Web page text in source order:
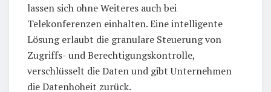
lassen sich ohne Weiteres auch bei
Telekonferenzen einhalten. Eine intelligente
Lösung erlaubt die granulare Steuerung von
Zugriffs- und Berechtigungskontrolle,
verschlüsselt die Daten und gibt Unternehmen
die Datenhoheit zurück.